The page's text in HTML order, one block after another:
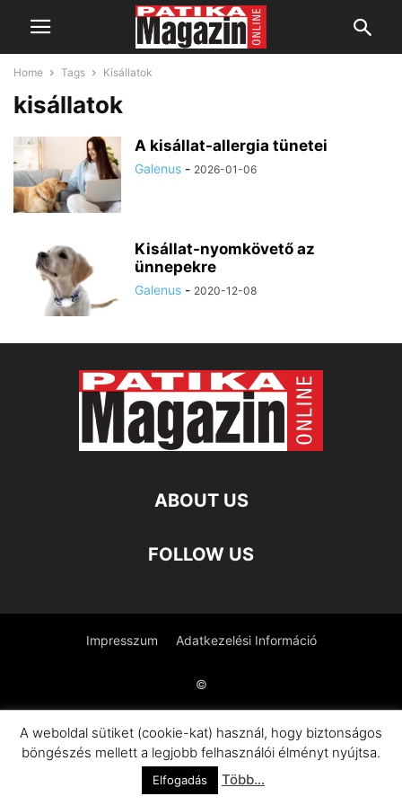
Home Tags Kisállatok
kisállatok
A kisállat-allergia tünetei
Galenus - 2026-01-06
Kisállat-nyomkövető az
ünnepekre
Galenus - 2020-12-08
ABOUT US
FOLLOW US
Impresszum Adatkezelési Információ
©
A weboldal sütiket (cookie-kat) használ, hogy biztonságos
böngészés mellett a legjobb felhasználói élményt nyújtsa.
Elfogadás Több...